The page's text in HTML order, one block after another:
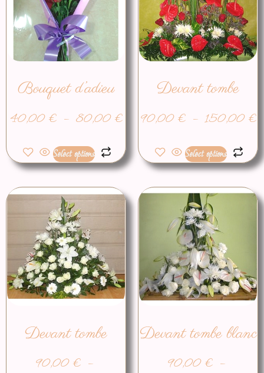
Bouquet d’adieu
40,00€ – 80,00€
Select options
Devant tombe
90,00€ – 150,00€
Select options
Devant tombe
90,00€ –
Devant tombe blanc
90,00€ –